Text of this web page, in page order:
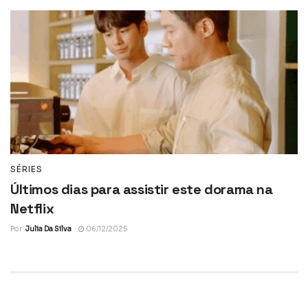
SÉRIES
Últimos dias para assistir este dorama na
Netflix
Por Julia Da Silva 06/12/2025